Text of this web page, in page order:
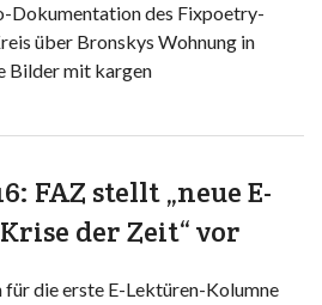
Dokumentation des Fixpoetry-
über Bronskys Wohnung in
Bilder mit kargen
FAZ stellt „neue E-
der Zeit“ vor
für die erste E-Lektüren-Kolumne